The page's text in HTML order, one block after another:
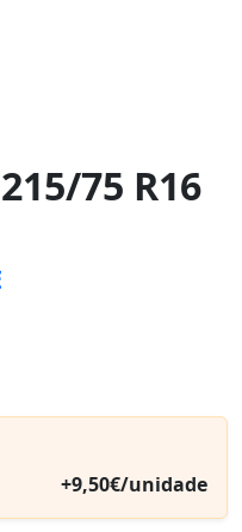
75 R16
+9,50€/unidade